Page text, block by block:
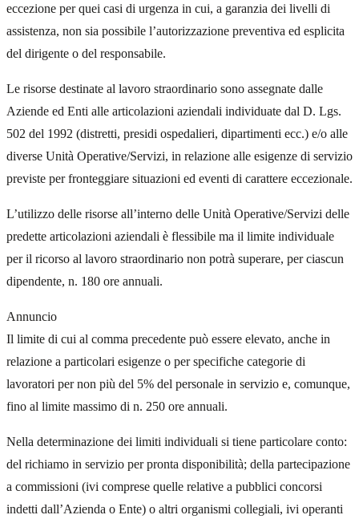
eccezione per quei casi di urgenza in cui, a garanzia dei livelli di
assistenza, non sia possibile l’autorizzazione preventiva ed esplicita
del dirigente o del responsabile.
Le risorse destinate al lavoro straordinario sono assegnate dalle
Aziende ed Enti alle articolazioni aziendali individuate dal D. Lgs.
502 del 1992 (distretti, presidi ospedalieri, dipartimenti ecc.) e/o alle
diverse Unità Operative/Servizi, in relazione alle esigenze di servizio
previste per fronteggiare situazioni ed eventi di carattere eccezionale.
L’utilizzo delle risorse all’interno delle Unità Operative/Servizi delle
predette articolazioni aziendali è flessibile ma il limite individuale
per il ricorso al lavoro straordinario non potrà superare, per ciascun
dipendente, n. 180 ore annuali.
Annuncio
Il limite di cui al comma precedente può essere elevato, anche in
relazione a particolari esigenze o per specifiche categorie di
lavoratori per non più del 5% del personale in servizio e, comunque,
fino al limite massimo di n. 250 ore annuali.
Nella determinazione dei limiti individuali si tiene particolare conto:
del richiamo in servizio per pronta disponibilità; della partecipazione
a commissioni (ivi comprese quelle relative a pubblici concorsi
indetti dall’Azienda o Ente) o altri organismi collegiali, ivi operanti